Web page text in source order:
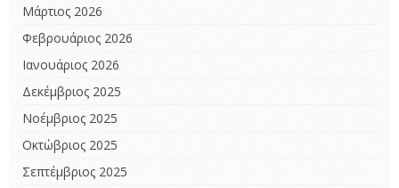
Μάρτιος 2026
Φεβρουάριος 2026
Ιανουάριος 2026
Δεκέμβριος 2025
Νοέμβριος 2025
Οκτώβριος 2025
Σεπτέμβριος 2025